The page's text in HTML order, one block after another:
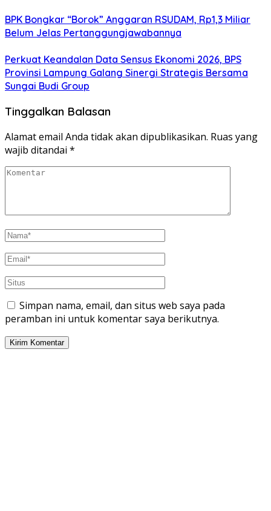
BPK Bongkar “Borok” Anggaran RSUDAM, Rp1,3 Miliar
Belum Jelas Pertanggungjawabannya
Perkuat Keandalan Data Sensus Ekonomi 2026, BPS
Provinsi Lampung Galang Sinergi Strategis Bersama
Sungai Budi Group
Tinggalkan Balasan
Alamat email Anda tidak akan dipublikasikan. Ruas yang
wajib ditandai *
Simpan nama, email, dan situs web saya pada
peramban ini untuk komentar saya berikutnya.